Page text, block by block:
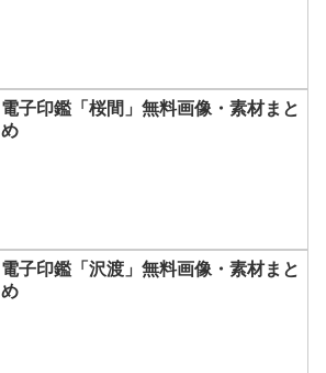
電子印鑑「桜間」無料画像・素材まと
め
電子印鑑「沢渡」無料画像・素材まと
め